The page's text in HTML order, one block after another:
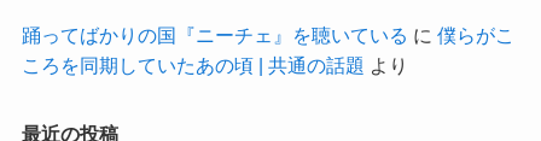
踊ってばかりの国『ニーチェ』を聴いている に 僕らがこ
ころを同期していたあの頃 | 共通の話題 より
最近の投稿